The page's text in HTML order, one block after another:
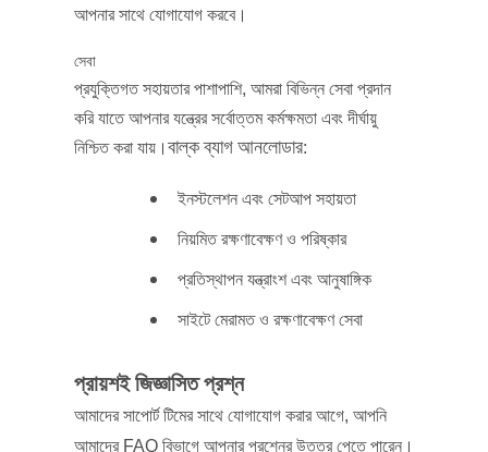
আপনার সাথে যোগাযোগ করবে।
সেবা
প্রযুক্তিগত সহায়তার পাশাপাশি, আমরা বিভিন্ন সেবা প্রদান
করি যাতে আপনার যন্ত্রের সর্বোত্তম কর্মক্ষমতা এবং দীর্ঘায়ু
নিশ্চিত করা যায়। বাল্ক ব্যাগ আনলোডার:
ইনস্টলেশন এবং সেটআপ সহায়তা
নিয়মিত রক্ষণাবেক্ষণ ও পরিষ্কার
প্রতিস্থাপন যন্ত্রাংশ এবং আনুষাঙ্গিক
সাইটে মেরামত ও রক্ষণাবেক্ষণ সেবা
প্রায়শই জিজ্ঞাসিত প্রশ্ন
আমাদের সাপোর্ট টিমের সাথে যোগাযোগ করার আগে, আপনি
আমাদের FAQ বিভাগে আপনার প্রশ্নের উত্তর পেতে পারেন।